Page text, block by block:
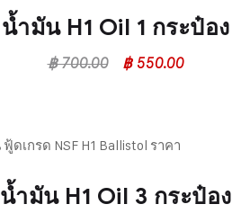
น้ำมัน H1 Oil 1 กระป๋อง
฿700.00 ฿550.00
น้ำมัน H1 Oil 3 กระป๋อง